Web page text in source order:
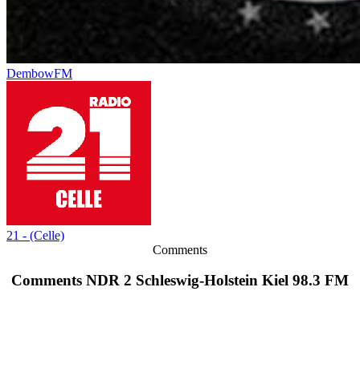
DembowFM
21 - (Celle)
Comments
Comments NDR 2 Schleswig-Holstein Kiel 98.3 FM